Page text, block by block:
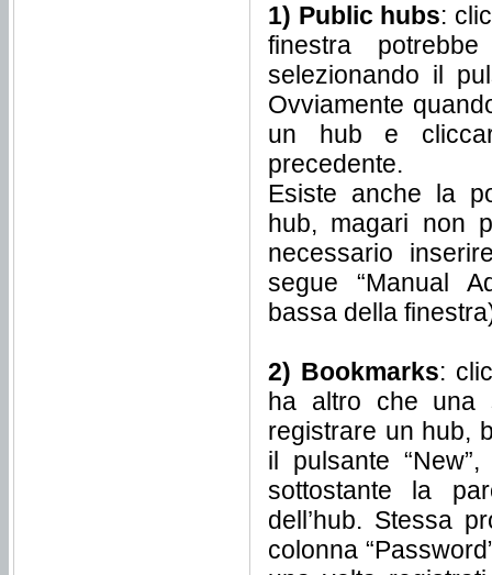
1) Public hubs:
finestra
selezionando il
Ovviamente
un hub e
precedente.
Esiste anche la
hub, magari non
necessario
segue “Manual
bassa della
2) Bookmarks:
ha altro che una
registrare un hub,
il pulsante
sottostante la
dell’hub. Stessa
colonna